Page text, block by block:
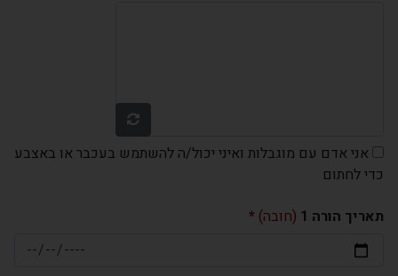
אני אדם עם מוגבלות ואיני יכול/ה להשתמש בעכבר או באצבע
כדי לחתום
תאריך הורה 1
(חובה)